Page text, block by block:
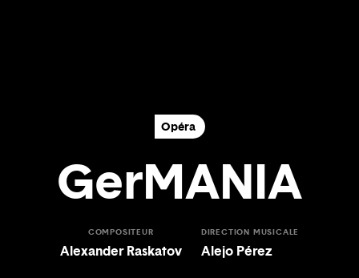
Opéra
GerMANIA
COMPOSITEUR
Alexander Raskatov
DIRECTION MUSICALE
Alejo Pérez